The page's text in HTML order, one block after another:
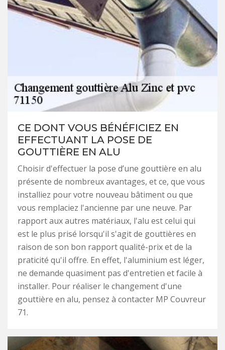
CE DONT VOUS BÉNÉFICIEZ EN
EFFECTUANT LA POSE DE
GOUTTIÈRE EN ALU
Choisir d'effectuer la pose d’une gouttière en alu
présente de nombreux avantages, et ce, que vous
installiez pour votre nouveau bâtiment ou que
vous remplaciez l'ancienne par une neuve. Par
rapport aux autres matériaux, l'alu est celui qui
est le plus prisé lorsqu'il s'agit de gouttières en
raison de son bon rapport qualité-prix et de la
praticité qu'il offre. En effet, l'aluminium est léger,
ne demande quasiment pas d'entretien et facile à
installer. Pour réaliser le changement d'une
gouttière en alu, pensez à contacter MP Couvreur
71.